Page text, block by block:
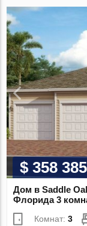
$ 358 385
Дом в Saddle
Флорида 3
Комнат:3